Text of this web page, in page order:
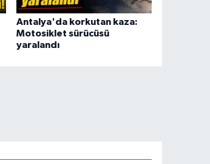
Antalya'da korkutan kaza:
Motosiklet sürücüsü
yaralandı